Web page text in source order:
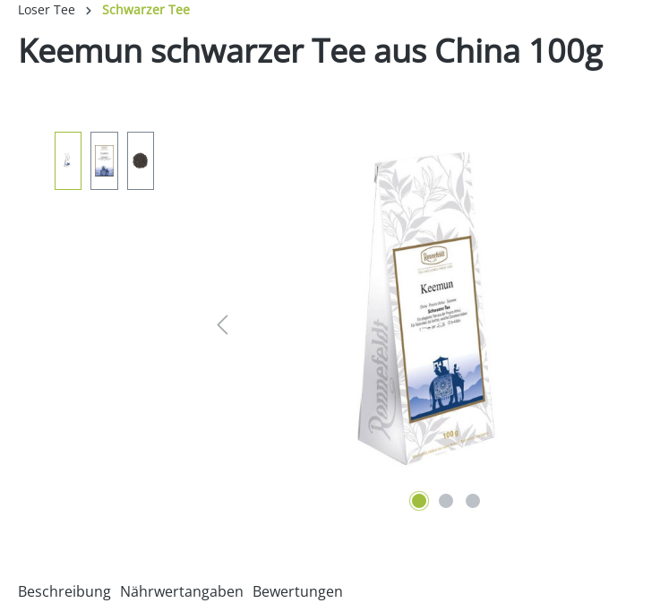
Loser Tee Schwarzer Tee
Keemun schwarzer Tee aus China 100g
Beschreibung Nährwertangaben Bewertungen